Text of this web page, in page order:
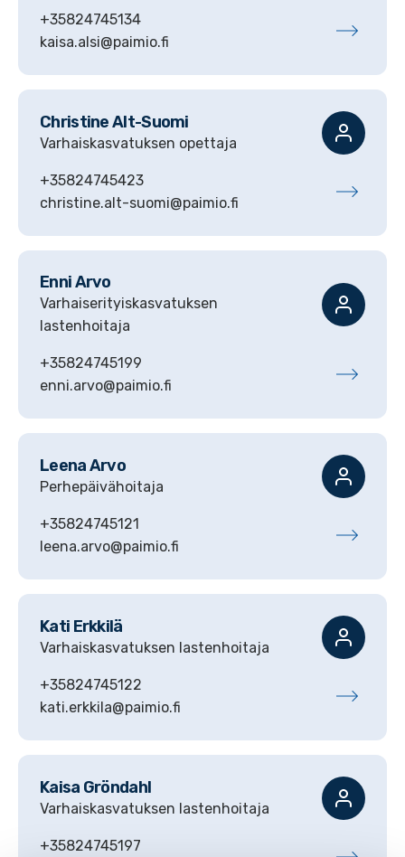
+35824745134
kaisa.alsi@paimio.fi
ChristineAlt-Suomi
Varhaiskasvatuksen opettaja
+35824745423
christine.alt-suomi@paimio.fi
EnniArvo
Varhaiserityiskasvatuksen
lastenhoitaja
+35824745199
enni.arvo@paimio.fi
LeenaArvo
Perhepäivähoitaja
+35824745121
leena.arvo@paimio.fi
Kati Erkkilä
Varhaiskasvatuksen lastenhoitaja
+35824745122
kati.erkkila@paimio.fi
Kaisa Gröndahl
Varhaiskasvatuksen lastenhoitaja
+35824745197